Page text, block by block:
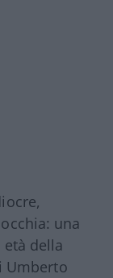
una
della
Umberto